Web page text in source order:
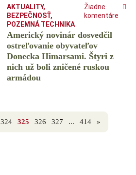
AKTUALITY,
BEZPEČNOSŤ,
POZEMNÁ TECHNIKA
Žiadne
komentáre
Americký novinár dosvedčil
ostreľovanie obyvateľov
Donecka Himarsami. Štyri z
nich už boli zničené ruskou
armádou
324 325 326 327 ... 414 »